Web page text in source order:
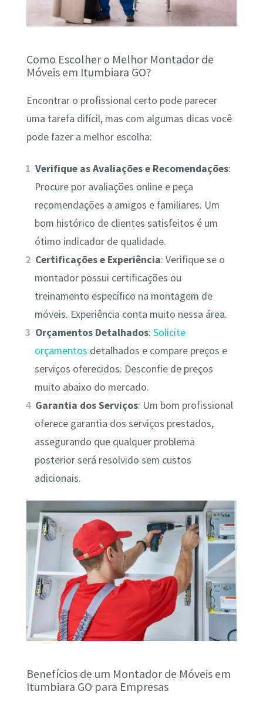
Como Escolher o Melhor Montador de
Móveis em Itumbiara GO?
Encontrar o profissional certo pode parecer
uma tarefa difícil, mas com algumas dicas você
pode fazer a melhor escolha:
Verifique as Avaliações e Recomendações:
Procure por avaliações online e peça
recomendações a amigos e familiares. Um
bom histórico de clientes satisfeitos é um
ótimo indicador de qualidade.
Certificações e Experiência: Verifique se o
montador possui certificações ou
treinamento específico na montagem de
móveis. Experiência conta muito nessa área.
Orçamentos Detalhados:Solicite
orçamentos detalhados e compare preços e
serviços oferecidos. Desconfie de preços
muito abaixo do mercado.
Garantia dos Serviços: Um bom profissional
oferece garantia dos serviços prestados,
assegurando que qualquer problema
posterior será resolvido sem custos
adicionais.
Benefícios de um Montador de Móveis em
Itumbiara GO para Empresas